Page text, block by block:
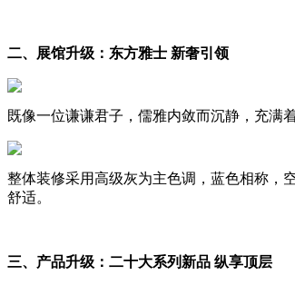
二、展馆升级：东方雅士 新奢引领
既像一位谦谦君子，儒雅内敛而沉静，充满
整体装修采用高级灰为主色调，蓝色相称，
舒适。
三、产品升级：二十大系列新品 纵享顶层